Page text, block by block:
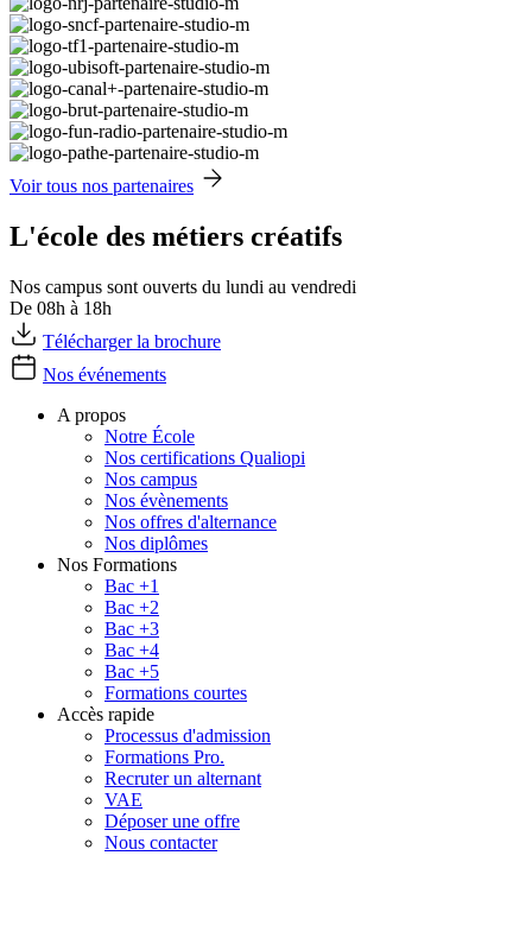
Voir tous nos partenaires
L'école des métiers créatifs
Nos campus sont ouverts du lundi au vendredi
De 08h à 18h
Télécharger la brochure
Nos événements
A propos
Notre École
Nos certifications Qualiopi
Nos campus
Nos évènements
Nos offres d'alternance
Nos diplômes
Nos Formations
Bac +1
Bac +2
Bac +3
Bac +4
Bac +5
Formations courtes
Accès rapide
Processus d'admission
Formations Pro.
Recruter un alternant
VAE
Déposer une offre
Nous contacter